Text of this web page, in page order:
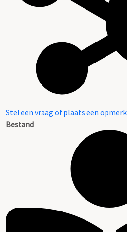
Stel een vraag of plaats een
Bestand